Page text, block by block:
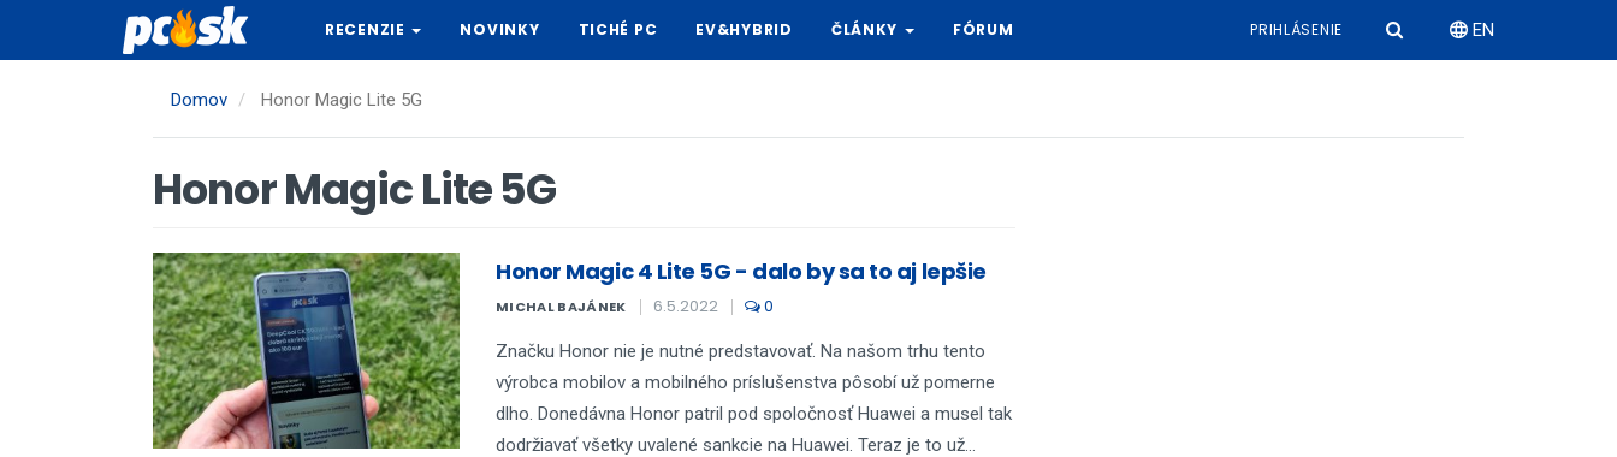
hlavný
RECENZIE NOVINKY TICHÉ PC EV&HYBRID ČLÁNKY FÓRUM PRIHLÁSENIE EN
Domov Honor Magic Lite 5G
Honor Magic Lite 5G
Honor Magic 4 Lite 5G - dalo by sa to aj lepšie
MICHAL BAJÁNEK 6.5.2022 0
Značku Honor nie je nutné predstavovať. Na našom trhu tento
výrobca mobilov a mobilného príslušenstva pôsobí už pomerne
dlho. Donedávna Honor patril pod spoločnosť Huawei a musel tak
dodržiavať všetky uvalené sankcie na Huawei. Teraz je to už...